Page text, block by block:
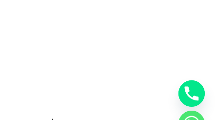
شحن دولي بجدة